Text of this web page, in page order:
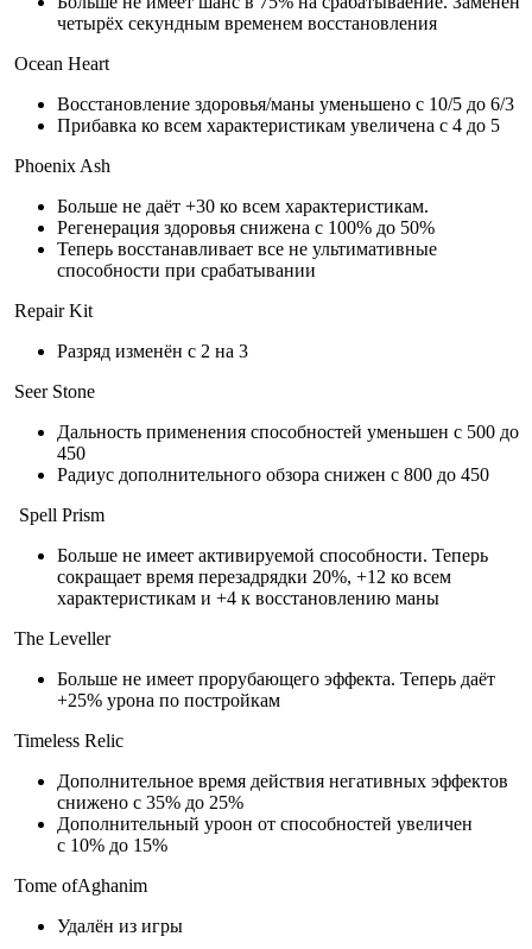
четырёх секундным временем восстановления
Ocean Heart
Восстановление здоровья/маны уменьшено с 10/5 до 6/3
Прибавка ко всем характеристикам увеличена с 4 до 5
Phoenix Ash
Больше не даёт +30 ко всем характеристикам.
Регенерация здоровья снижена с 100% до 50%
Теперь восстанавливает все не ультимативные
способности при срабатывании
Repair Kit
Разряд изменён с 2 на 3
Seer Stone
Дальность применения способностей уменьшен с 500 до
450
Радиус дополнительного обзора снижен с 800 до 450
Spell Prism
Больше не имеет активируемой способности. Теперь
сокращает время перезадрядки 20%, +12 ко всем
характеристикам и +4 к восстановлению маны
The Leveller
Больше не имеет прорубающего эффекта. Теперь даёт
+25% урона по постройкам
Timeless Relic
Дополнительное время действия негативных эффектов
снижено с 35% до 25%
Дополнительный уроон от способностей увеличен
с 10% до 15%
Tome ofAghanim
Удалён из игры